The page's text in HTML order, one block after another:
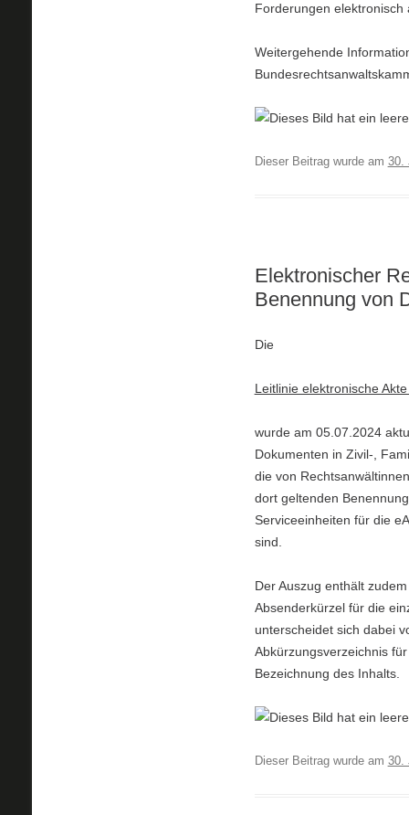
Forderungen
Weitergehende
Dieser Beitrag wurde am 30.
Elektronischer
Benennung von
Die
Leitlinie elektronische
wurde am 05.07.2024
Dokumenten in Zivil-,
die von
dort geltenden
Serviceeinheiten für die
sind.
Der Auszug enthält
Absenderkürzel für die
unterscheidet sich dabei
Abkürzungsverzeichnis
Bezeichnung des Inhalts.
Dieser Beitrag wurde am 30.